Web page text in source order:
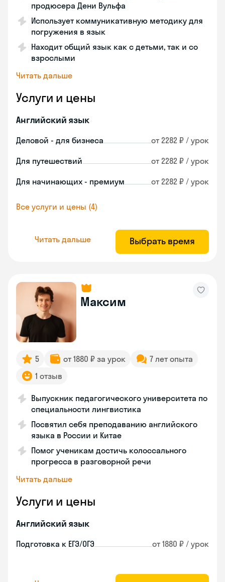
продюсера Дени Вульфа
Использует коммуникативную методику для
погружения в язык
Находит общий язык как с детьми, так и со
взрослыми
Читать дальше
Услуги и цены
Английский язык
Деловой - для бизнеса от 2282 ₽ / урок
Для путешествий от 2282 ₽ / урок
Для начинающих - премиум от 2282 ₽ / урок
Все услуги и цены (4)
Читать дальше Выбрать время
Максим
5 от 1880 ₽ за урок
7 лет опыта
1 отзыв
Выпускник педагогического университета по
специальности лингвистика
Посвятил себя преподаванию английского
языка в России и Китае
Помог ученикам достичь колоссального
прогресса в разговорной речи
Читать дальше
Услуги и цены
Английский язык
Подготовка к ЕГЭ/ОГЭ от 1880 ₽ / урок